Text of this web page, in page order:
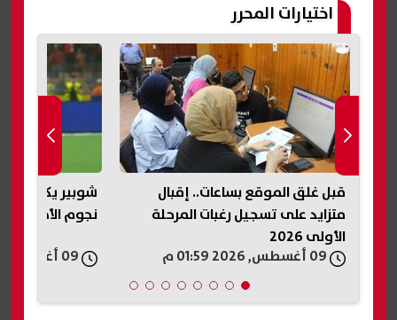
اختيارات المحرر
قبل غلق الموقع بساعات.. إقبال
متزايد على تسجيل رغبات المرحلة
الأولى 2026
شوبير يكشف
نجوم الأهلي..